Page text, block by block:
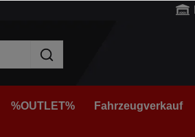
%OUTLET% Fahrzeugverkauf